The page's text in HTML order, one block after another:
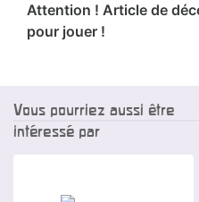
Attention ! Article de
pour jouer !
Vous pourriez aussi être
intéressé par